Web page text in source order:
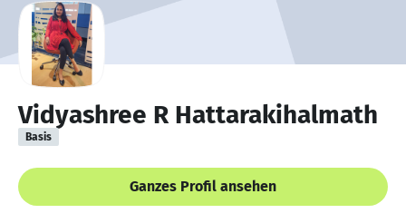
Vidyashree R Hattarakihalmath
Basis
Ganzes Profil ansehen